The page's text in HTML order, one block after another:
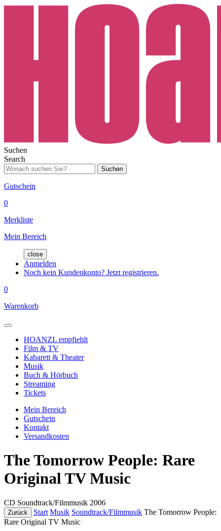
Suchen
Search
Suchen
Gutschein
0
Merkliste
Mein Bereich
close
Anmelden
Noch kein Kundenkonto? Jetzt registrieren.
0
Warenkorb
HOANZL empfiehlt
Film & TV
Kabarett & Theater
Musik
Buch & Hörbuch
Streaming
Tickets
Mein Bereich
Gutschein
Kontakt
Versandkosten
The Tomorrow People: Rare
Original TV Music
CD Soundtrack/Filmmusik 2006
Zurück Start Musik Soundtrack/Filmmusik The Tomorrow People:
Rare Original TV Music